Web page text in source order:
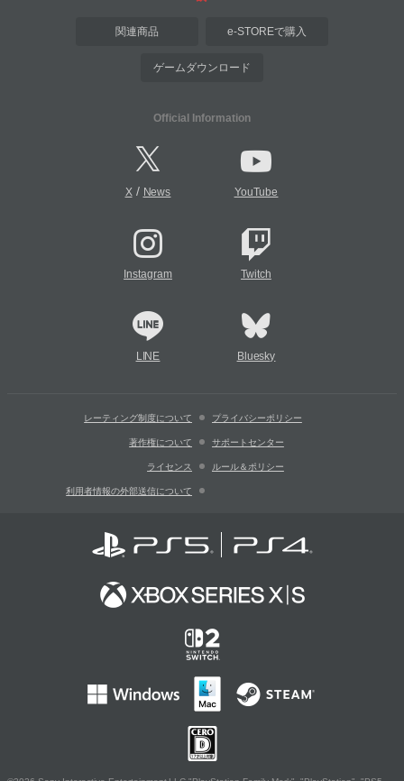
関連商品 e-STOREで購入
ゲームダウンロード
Official Information
X/ News YouTube
Instagram Twitch
LINE Bluesky
レーティング制度について プライバシーポリシー
著作権について サポートセンター
ライセンス ルール＆ポリシー
利用者情報の外部送信について